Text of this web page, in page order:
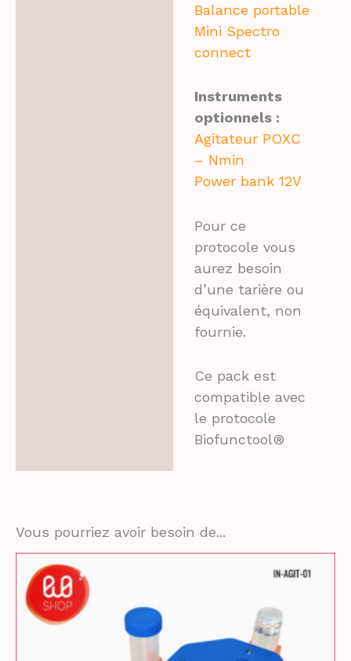
Balance portable
Mini Spectro
connect
Instruments
optionnels :
Agitateur POXC
– Nmin
Power bank 12V
Pour ce
protocole vous
aurez besoin
d’une tarière ou
équivalent, non
fournie.
Ce pack est
compatible avec
le protocole
Biofunctool®
Vous pourriez avoir besoin de...